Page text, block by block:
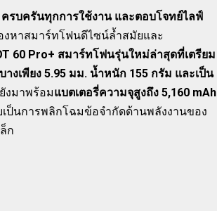
บครันทุกการใช้งาน และตอบโจทย์ไลฟ์
หาสมาร์ทโฟนดีไซน์ล้ำสมัยและ
60 Pro+ สมาร์ทโฟนรุ่นใหม่ล่าสุดที่เตรียม
บางเพียง 5.95 มม. น้ำหนัก 155 กรัม และเป็น
งมาพร้อมแบตเตอรี่ความจุสูงถึง 5,160 mAh
เป็นการพลิกโฉมข้อจำกัดด้านพลังงานของ
ก